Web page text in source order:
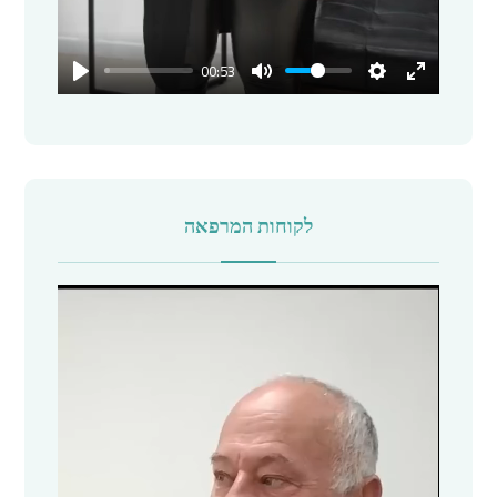
00:53
לקוחות המרפאה